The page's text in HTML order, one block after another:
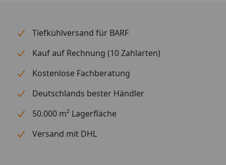
Tiefkühlversand für BARF
Kauf auf Rechnung (10 Zahlarten)
Kostenlose Fachberatung
Deutschlands bester Händler
50.000 m² Lagerfläche
Versand mit DHL